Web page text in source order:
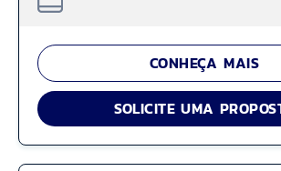
CONHEÇA MAIS
SOLICITE UMA